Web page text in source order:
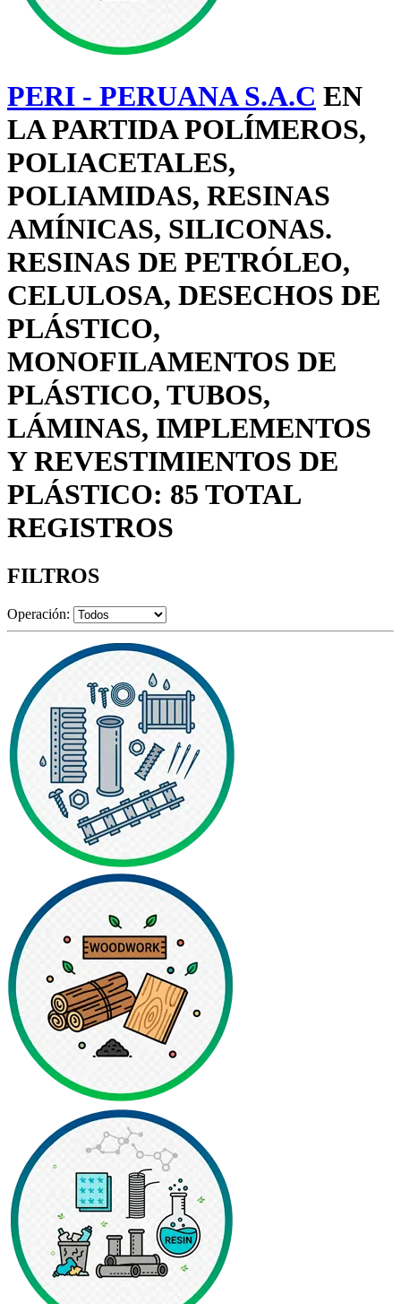
PERI - PERUANA S.A.C EN
LA PARTIDA POLÍMEROS,
POLIACETALES,
POLIAMIDAS, RESINAS
AMÍNICAS, SILICONAS.
RESINAS DE PETRÓLEO,
CELULOSA, DESECHOS DE
PLÁSTICO,
MONOFILAMENTOS DE
PLÁSTICO, TUBOS,
LÁMINAS, IMPLEMENTOS
Y REVESTIMIENTOS DE
PLÁSTICO: 85 TOTAL
REGISTROS
FILTROS
Operación: